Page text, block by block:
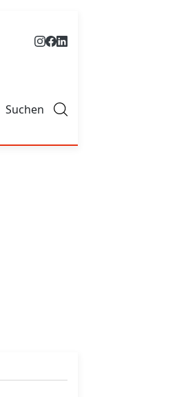
Suchen